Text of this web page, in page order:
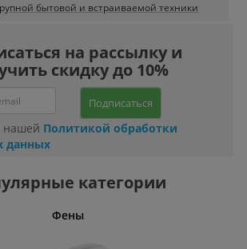
бытовой и встраиваемой техники
на рассылку и
скидку до 10%
Подписаться
нашей Политикой обработки
данных
категории
Фены